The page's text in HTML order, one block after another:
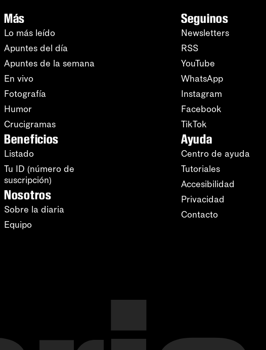
Más
Lo más leído
Apuntes del día
Apuntes de la semana
En vivo
Fotografía
Humor
Crucigramas
Beneficios
Listado
Tu ID (número de
suscripción)
Nosotros
Sobre la diaria
Equipo
Seguinos
Newsletters
RSS
YouTube
WhatsApp
Instagram
Facebook
TikTok
Ayuda
Centro de ayuda
Tutoriales
Accesibilidad
Privacidad
Contacto